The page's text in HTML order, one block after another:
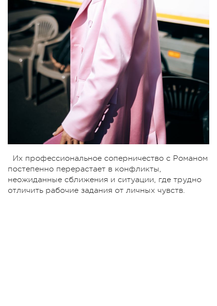
Их профессиональное соперничество с Романом
постепенно перерастает в конфликты,
неожиданные сближения и ситуации, где трудно
отличить рабочие задания от личных чувств.